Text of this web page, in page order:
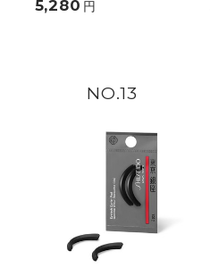
5,280 円
13